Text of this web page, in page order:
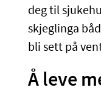
deg til
skjeglinga
bli sett på
Å leve